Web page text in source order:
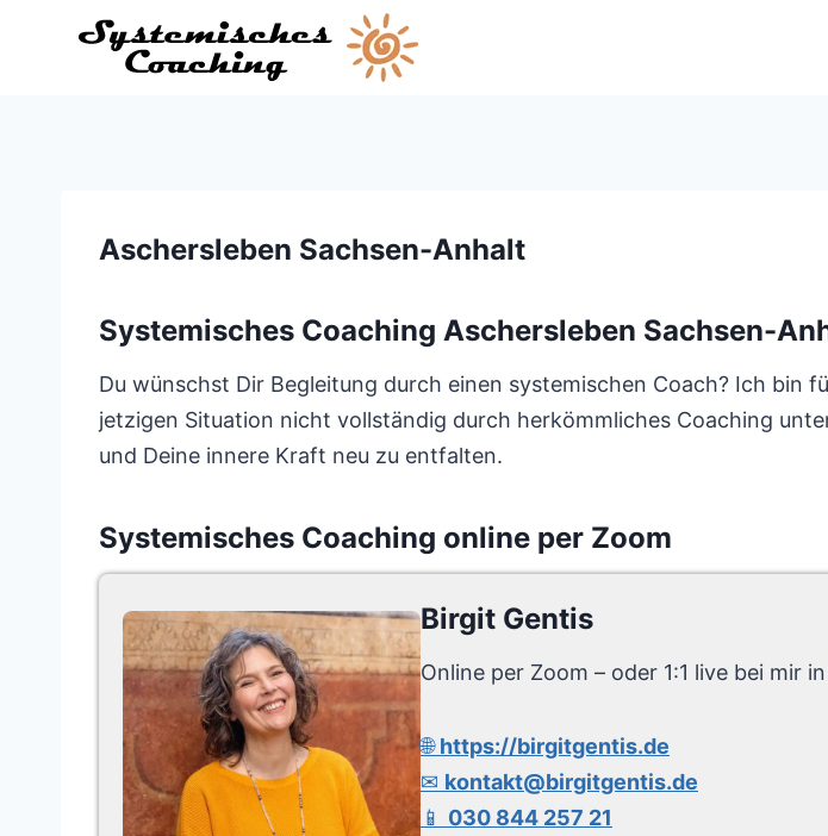
Aschersleben Sachsen-Anhalt
Systemisches Coaching Aschersleben Sachsen-
Du wünschst Dir Begleitung durch einen systemischen Coach? Ich bin
jetzigen Situation nicht vollständig durch herkömmliches Coaching
und Deine innere Kraft neu zu entfalten.
Systemisches Coaching online per Zoom
Birgit Gentis
Online per Zoom – oder 1:1 live bei mir
🌐https://birgitgentis.de
✉ kontakt@birgitgentis.de
📱 030 844 257 21